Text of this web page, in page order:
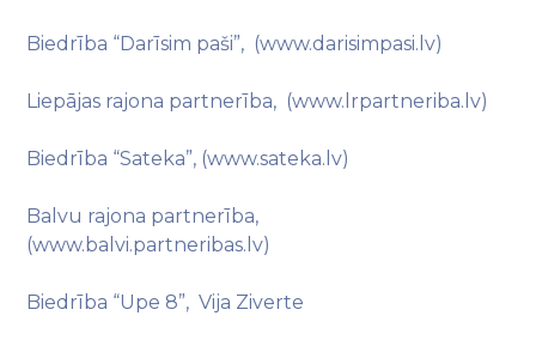
Biedrība “Darīsim paši”, (www.darisimpasi.lv)
Liepājas rajona partnerība, (www.lrpartneriba.lv)
Biedrība “Sateka”, (www.sateka.lv)
Balvu rajona partnerība,
(www.balvi.partneribas.lv)
Biedrība “Upe 8”, Vija Ziverte